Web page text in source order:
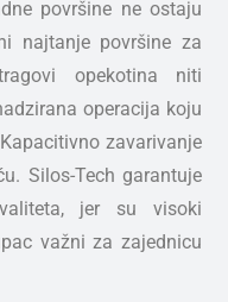
površine ne ostaju
najtanje površine za
opekotina niti
operacija koju
zavarivanje
Silos-Tech garantuje
jer su visoki
važni za zajednicu